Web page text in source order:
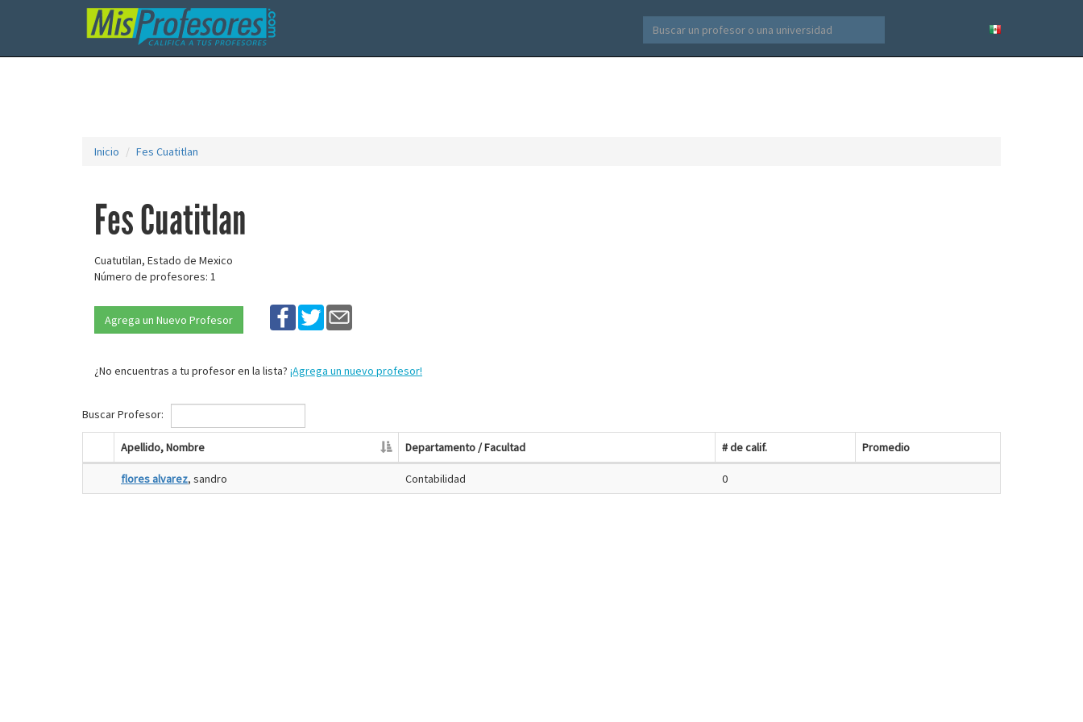
Inicio Fes Cuatitlan
Fes Cuatitlan
Cuatutilan, Estado de Mexico
Número de profesores: 1
Agrega un Nuevo Profesor
¿No encuentras a tu profesor en la lista? ¡Agrega un nuevo profesor!
Buscar Profesor:
Apellido, Nombre Departamento / Facultad # de calif. Promedio
flores alvarez, sandro Contabilidad 0